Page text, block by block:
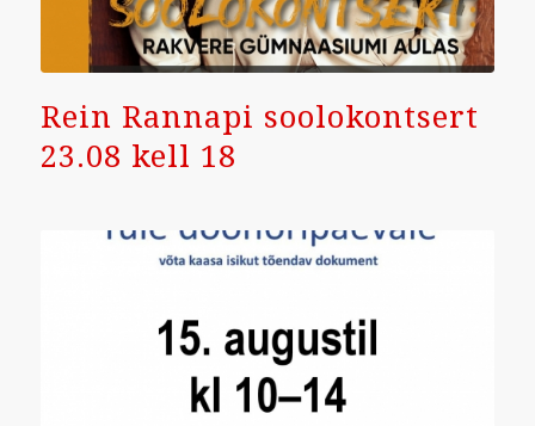
Rein Rannapi soolokontsert
23.08 kell 18